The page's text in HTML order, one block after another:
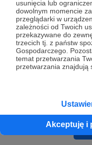
usunięcia lub
dowolnym momencie
przeglądarki w
zależności od Twoich
przekazywane do
trzecich tj. z państw
Gospodarczego.
temat przetwarzania
przetwarzania znajdują
Akceptuję i
prawidłowego
Wyrażam zgodę na
informacji
zmieniona w
Cofnij